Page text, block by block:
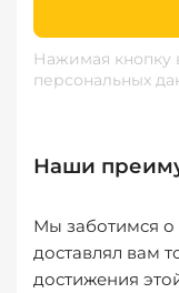
Нажимая кнопку
персональных
Наши
Мы заботимся о
доставлял вам
достижения